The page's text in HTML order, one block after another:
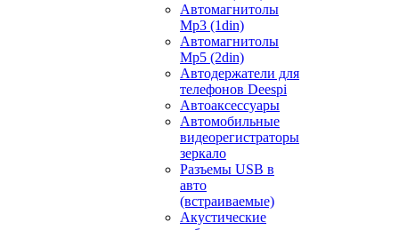
Автомагнитолы
Mp3 (1din)
Автомагнитолы
Mp5 (2din)
Автодержатели для
телефонов Deespi
Автоаксессуары
Автомобильные
видеорегистраторы
зеркало
Разъемы USB в
авто
(встраиваемые)
Акустические